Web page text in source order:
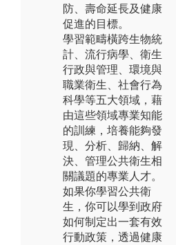
防、壽命延長及健康
促進的目標。
學習範疇橫跨生物統
計、流行病學、衛生
行政與管理、環境與
職業衛生、社會行為
科學等五大領域，藉
由這些領域專業知能
的訓練，培養能夠發
現、分析、歸納、解
決、管理公共衛生相
關議題的專業人才。
如果你學習公共衛
生，你可以學到政府
如何制定出一套有效
行動政策，透過健康